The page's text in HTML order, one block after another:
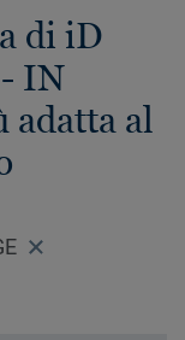
di iD
IN
adatta al